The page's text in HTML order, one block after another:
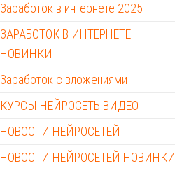
Заработок в интернете 2025
ЗАРАБОТОК В ИНТЕРНЕТЕ
НОВИНКИ
Заработок с вложениями
КУРСЫ НЕЙРОСЕТЬ ВИДЕО
НОВОСТИ НЕЙРОСЕТЕЙ
НОВОСТИ НЕЙРОСЕТЕЙ НОВИНКИ